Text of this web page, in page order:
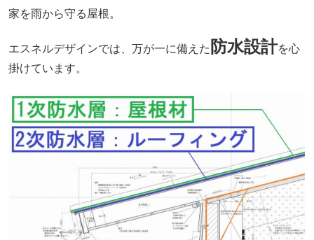
家を雨から守る屋根。
エスネルデザインでは、万が一に備えた 防水設計を心
掛けています。